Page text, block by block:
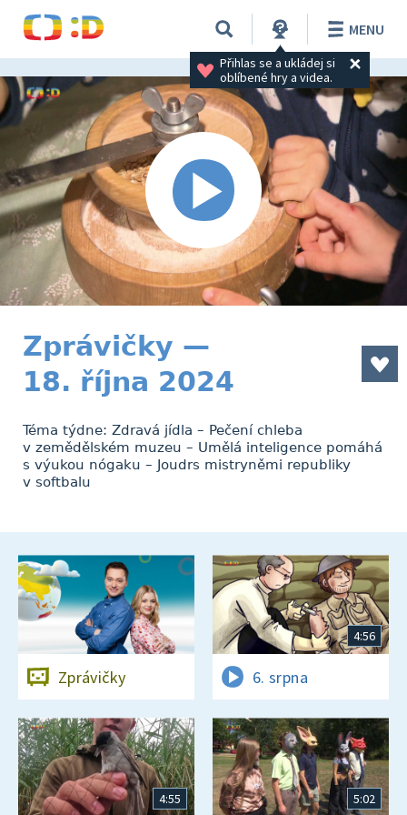
Přihlas se a ukládej si
oblíbené hry a videa.
MENU
Zprávičky —
18. října 2024
Téma týdne: Zdravá jídla – Pečení chleba
v zemědělském muzeu – Umělá inteligence pomáhá
s výukou nógaku – Joudrs mistryněmi republiky
v softbalu
Zprávičky
4:56
6. srpna
4:55 5:02